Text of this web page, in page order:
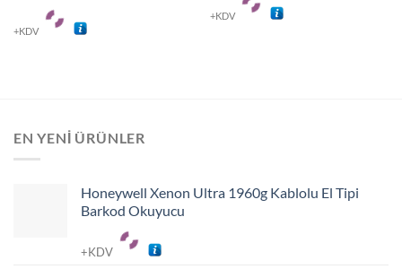
+KDV
+KDV
EN YENI ÜRÜNLER
Honeywell Xenon Ultra 1960g Kablolu El Tipi
Barkod Okuyucu
+KDV